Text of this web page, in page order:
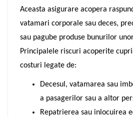
Aceasta asigurare acopera
vatamari corporale sau deces,
sau pagube produse bunurilor
Principalele riscuri acoperite
costuri legate de:
Decesul, vatamarea sau
a pasagerilor sau a altor
Repatrierea sau inlocuirea